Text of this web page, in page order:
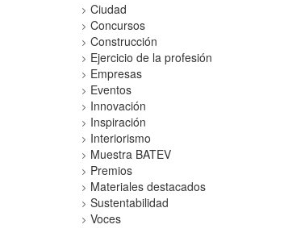
Ciudad
Concursos
Construcción
Ejercicio de la profesión
Empresas
Eventos
Innovación
Inspiración
Interiorismo
Muestra BATEV
Premios
Materiales destacados
Sustentabilidad
Voces